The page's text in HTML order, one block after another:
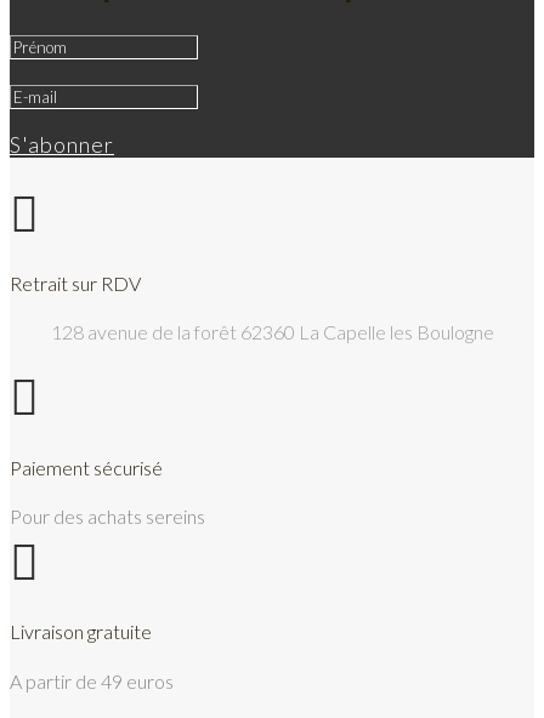
S'abonner

Retrait sur RDV
128 avenue de la forêt 62360 La Capelle les Boulogne

Paiement sécurisé
Pour des achats sereins

Livraison gratuite
A partir de 49 euros